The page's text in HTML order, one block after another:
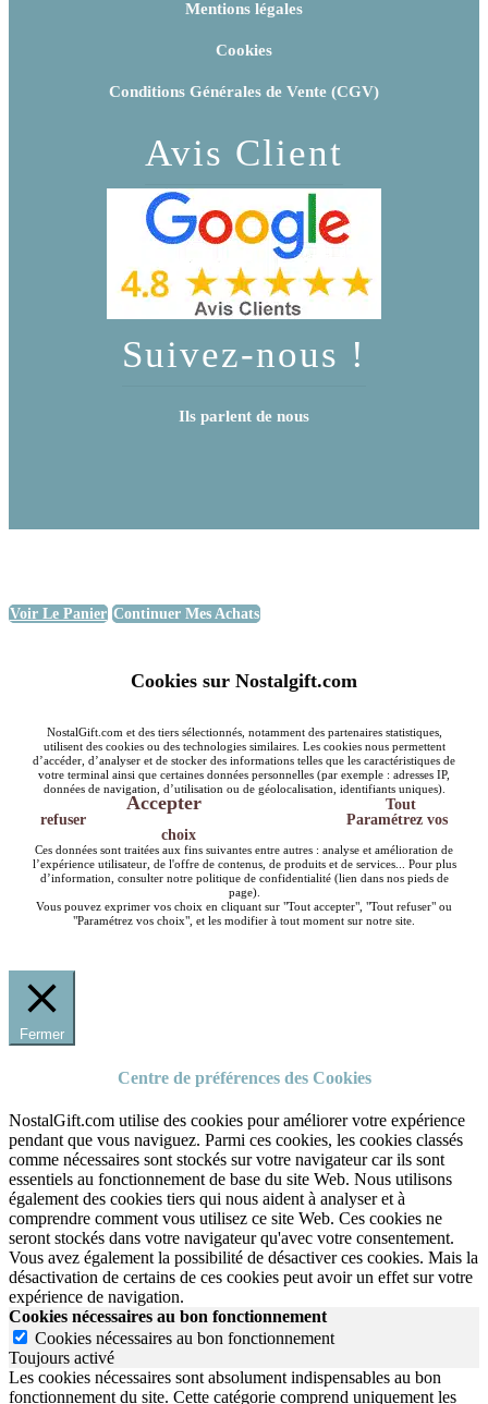
Mentions légales
Cookies
Conditions Générales de Vente (CGV)
Avis Client
Suivez-nous !
Ils parlent de nous
Voir Le Panier Continuer Mes Achats
Cookies sur Nostalgift.com
NostalGift.com et des tiers sélectionnés, notamment des partenaires statistiques,
utilisent des cookies ou des technologies similaires. Les cookies nous permettent
d’accéder, d’analyser et de stocker des informations telles que les caractéristiques de
votre terminal ainsi que certaines données personnelles (par exemple : adresses IP,
données de navigation, d’utilisation ou de géolocalisation, identifiants uniques).
Accepter
Tout
refuser
Paramétrez vos
choix
Ces données sont traitées aux fins suivantes entre autres : analyse et amélioration de
l’expérience utilisateur, de l'offre de contenus, de produits et de services... Pour plus
d’information, consulter notre politique de confidentialité (lien dans nos pieds de
page).
Vous pouvez exprimer vos choix en cliquant sur "Tout accepter", "Tout refuser" ou
"Paramétrez vos choix", et les modifier à tout moment sur notre site.
Fermer
Centre de préférences des Cookies
NostalGift.com utilise des cookies pour améliorer votre expérience
pendant que vous naviguez. Parmi ces cookies, les cookies classés
comme nécessaires sont stockés sur votre navigateur car ils sont
essentiels au fonctionnement de base du site Web. Nous utilisons
également des cookies tiers qui nous aident à analyser et à
comprendre comment vous utilisez ce site Web. Ces cookies ne
seront stockés dans votre navigateur qu'avec votre consentement.
Vous avez également la possibilité de désactiver ces cookies. Mais la
désactivation de certains de ces cookies peut avoir un effet sur votre
expérience de navigation.
Cookies nécessaires au bon fonctionnement
Cookies nécessaires au bon fonctionnement
Toujours activé
Les cookies nécessaires sont absolument indispensables au bon
fonctionnement du site. Cette catégorie comprend uniquement les